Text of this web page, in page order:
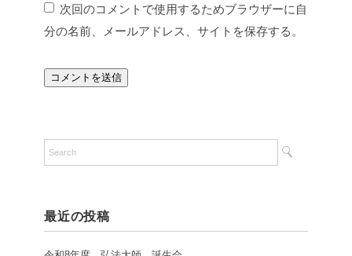
次回のコメントで使用するためブラウザーに自
分の名前、メールアドレス、サイトを保存する。
最近の投稿